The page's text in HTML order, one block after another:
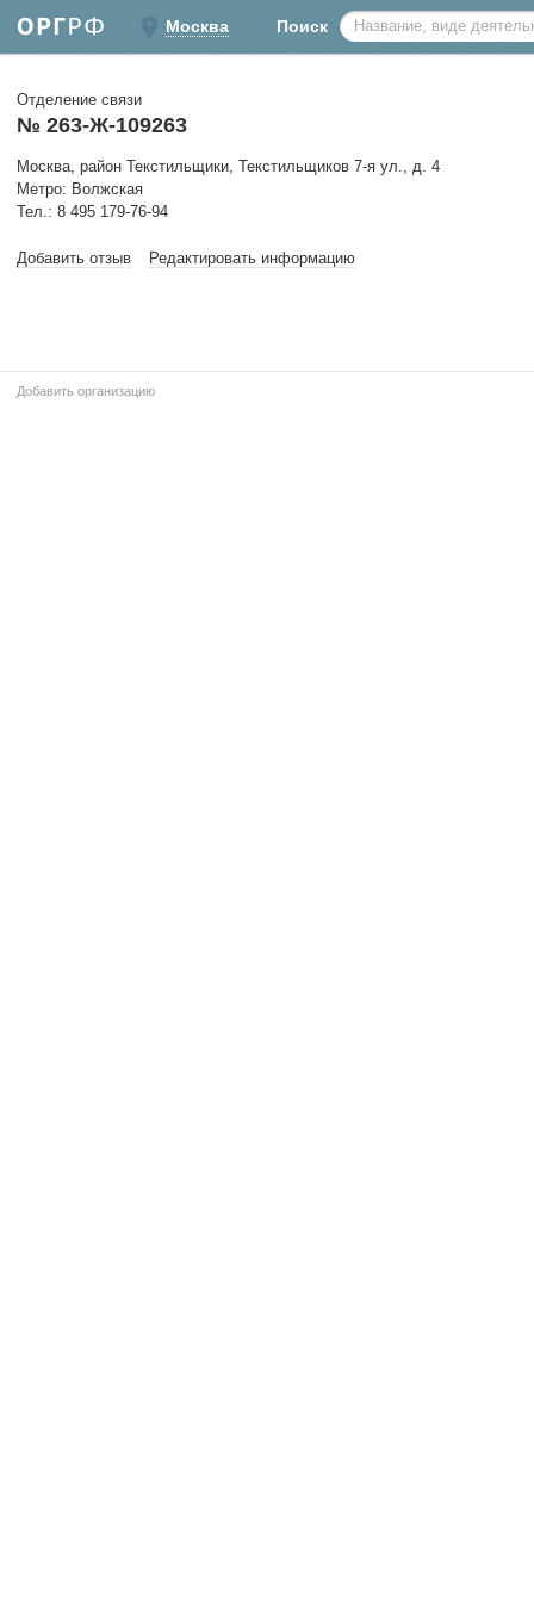
Москва Поиск
Отделение связи
№ 263-Ж-109263
Москва, район Текстильщики, Текстильщиков 7-я ул., д. 4
Метро: Волжская
Тел.: 8 495 179-76-94
Добавить отзыв Редактировать информацию
Добавить организацию